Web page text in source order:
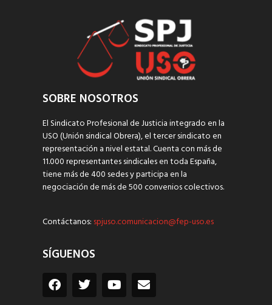
SOBRE NOSOTROS
El Sindicato Profesional de Justicia integrado en la
USO (Unión sindical Obrera), el tercer sindicato en
representación a nivel estatal. Cuenta con más de
11.000 representantes sindicales en toda España,
tiene más de 400 sedes y participa en la
negociación de más de 500 convenios colectivos.
Contáctanos: spjuso.comunicacion@fep-uso.es
SÍGUENOS